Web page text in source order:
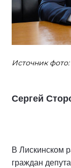
Источник
Сергей
В Лискинском
граждан